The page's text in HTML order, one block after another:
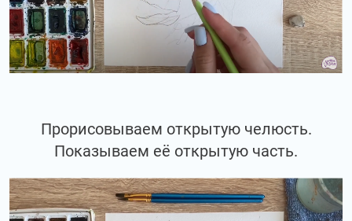
Прорисовываем открытую челюсть.
Показываем её открытую часть.